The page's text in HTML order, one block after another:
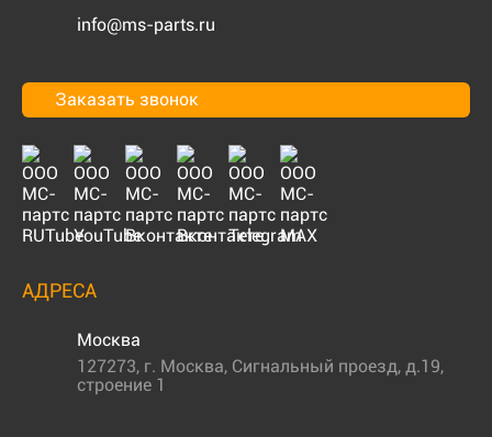
info@ms-parts.ru
Заказать звонок
АДРЕСА
Москва
127273, г. Москва, Сигнальный проезд, д.19,
строение 1